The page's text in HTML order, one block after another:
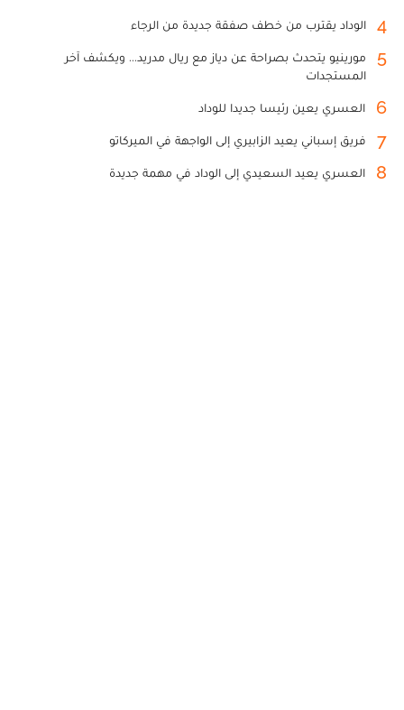
4 الوداد يقترب من خطف صفقة جديدة من الرجاء
5
مورينيو يتحدث بصراحة عن دياز مع ريال مدريد... ويكشف آخر
المستجدات
6 العسري يعين رئيسا جديدا للوداد
7 فريق إسباني يعيد الزابيري إلى الواجهة في الميركاتو
8 العسري يعيد السعيدي إلى الوداد في مهمة جديدة